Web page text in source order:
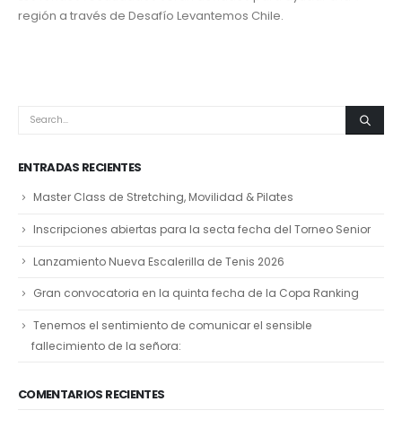
región a través de Desafío Levantemos Chile.
ENTRADAS RECIENTES
Master Class de Stretching, Movilidad & Pilates
Inscripciones abiertas para la secta fecha del Torneo Senior
Lanzamiento Nueva Escalerilla de Tenis 2026
Gran convocatoria en la quinta fecha de la Copa Ranking
Tenemos el sentimiento de comunicar el sensible
fallecimiento de la señora:
COMENTARIOS RECIENTES